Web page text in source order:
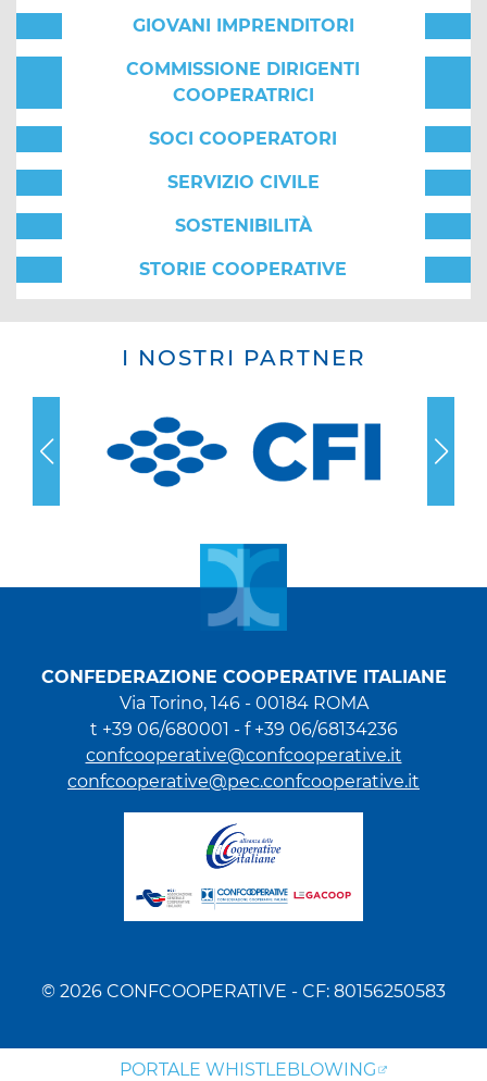
GIOVANI IMPRENDITORI
COMMISSIONE DIRIGENTI
COOPERATRICI
SOCI COOPERATORI
SERVIZIO CIVILE
SOSTENIBILITÀ
STORIE COOPERATIVE
I NOSTRI PARTNER
CONFEDERAZIONE COOPERATIVE ITALIANE
Via Torino, 146 - 00184 ROMA
t +39 06/680001 - f +39 06/68134236
confcooperative@confcooperative.it
confcooperative@pec.confcooperative.it
© 2026 CONFCOOPERATIVE - CF: 80156250583
PORTALE WHISTLEBLOWING